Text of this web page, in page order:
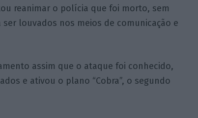
reanimar o polícia que foi morto, sem
louvados nos meios de comunicação e
assim que o ataque foi conhecido,
e ativou o plano “Cobra”, o segundo